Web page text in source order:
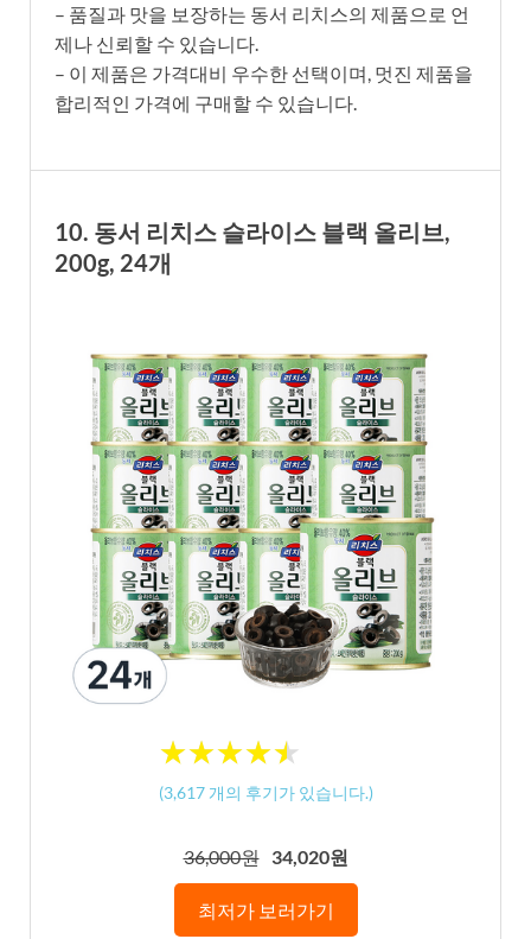
– 품질과 맛을 보장하는 동서 리치스의 제품으로 언
제나 신뢰할 수 있습니다.
– 이 제품은 가격대비 우수한 선택이며, 멋진 제품을
합리적인 가격에 구매할 수 있습니다.
10. 동서 리치스 슬라이스 블랙 올리브,
200g, 24개
★★★★★
★★★★★
(3,617개의 후기가 있습니다.)
36,000원 34,020원
최저가 보러가기